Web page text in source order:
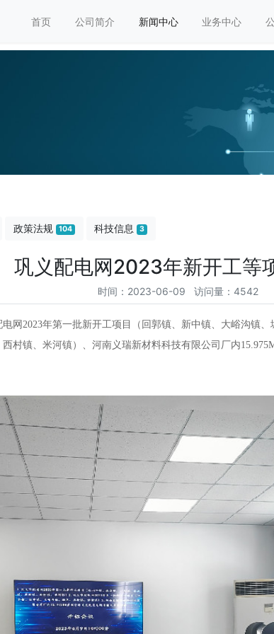
首页 公司简介 新闻中心 业务中心
政策法规 104 科技信息 3
巩义配电网2023年新开工等
时间：2023-06-09 访问量：4542
网2023年第一批新开工项目（回郭镇、新中镇、大峪沟镇、
村镇、米河镇）、 河南义瑞新材料科技有限公司厂内